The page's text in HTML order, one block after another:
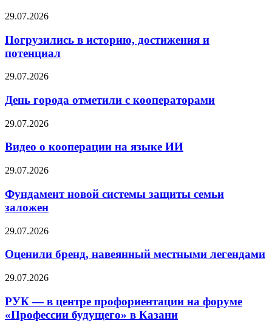
29.07.2026
Погрузились в историю, достижения и
потенциал
29.07.2026
День города отметили с кооператорами
29.07.2026
Видео о кооперации на языке ИИ
29.07.2026
Фундамент новой системы защиты семьи
заложен
29.07.2026
Оценили бренд, навеянный местными легендами
29.07.2026
РУК — в центре профориентации на форуме
«Профессии будущего» в Казани